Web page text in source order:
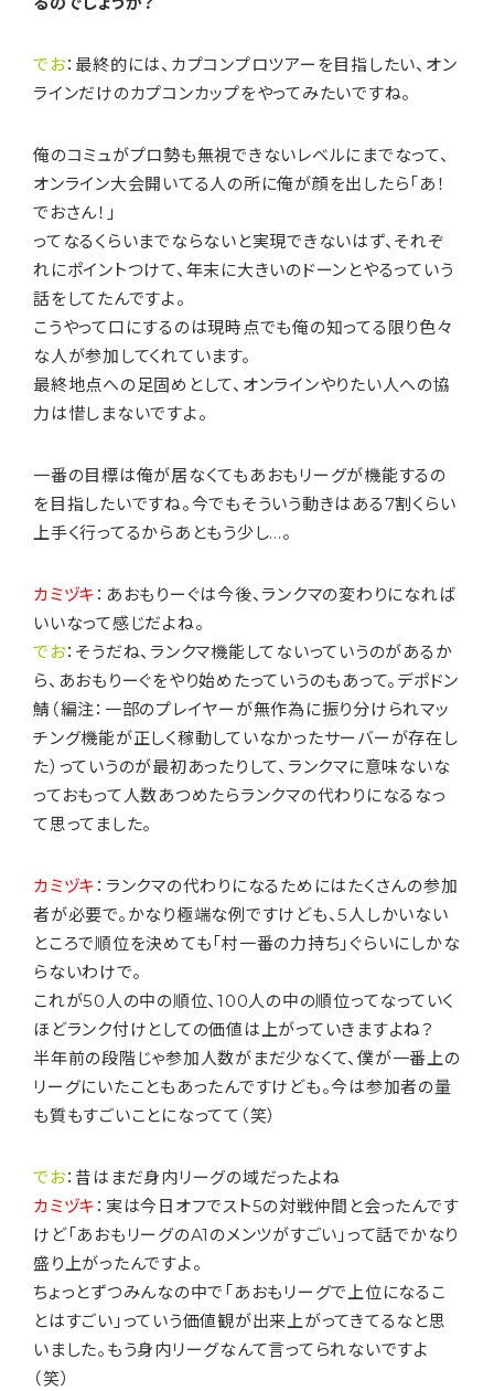
でお：最終的には、カプコンプロツアーを目指したい、オン
ラインだけのカプコンカップをやってみたいですね。
俺のコミュがプロ勢も無視できないレベルにまでなって、
オンライン大会開いてる人の所に俺が顔を出したら「あ！
でおさん！」
ってなるくらいまでならないと実現できないはず、それぞ
れにポイントつけて、年末に大きいのドーンとやるっていう
話をしてたんですよ。
こうやって口にするのは現時点でも俺の知ってる限り色々
な人が参加してくれています。
最終地点への足固めとして、オンラインやりたい人への協
力は惜しまないですよ。
一番の目標は俺が居なくてもあおもリーグが機能するの
を目指したいですね。今でもそういう動きはある7割くらい
上手く行ってるからあともう少し…。
カミヅキ ：あおもりーぐは今後、ランクマの変わりになれば
いいなって感じだよね。
でお：そうだね、ランクマ機能してないっていうのがあるか
ら、あおもりーぐをやり始めたっていうのもあって。デポドン
鯖（編注：一部のプレイヤーが無作為に振り分けられマッ
チング機能が正しく稼動していなかったサーバーが存在し
た）っていうのが最初あったりして、ランクマに意味ないな
っておもって人数あつめたらランクマの代わりになるなっ
て思ってました。
カミヅキ ：ランクマの代わりになるためにはたくさんの参加
者が必要で。かなり極端な例ですけども、5人しかいない
ところで順位を決めても「村一番の力持ち」ぐらいにしかな
らないわけで。
これが50人の中の順位、100人の中の順位ってなっていく
ほどランク付けとしての価値は上がっていきますよね？
半年前の段階じゃ参加人数がまだ少なくて、僕が一番上の
リーグにいたこともあったんですけども。今は参加者の量
も質もすごいことになってて（笑）
でお：昔はまだ身内リーグの域だったよね
カミヅキ ：実は今日オフでスト5の対戦仲間と会ったんです
けど「あおもリーグのA1のメンツがすごい」って話でかなり
盛り上がったんですよ。
ちょっとずつみんなの中で「あおもリーグで上位になるこ
とはすごい」っていう価値観が出来上がってきてるなと思
いました。もう身内リーグなんて言ってられないですよ
（笑）